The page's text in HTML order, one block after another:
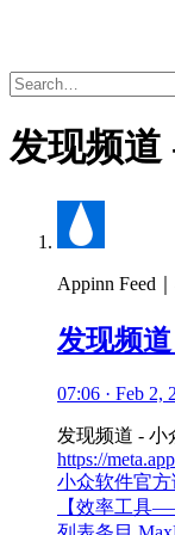
发现频道
Appinn Feed
发现频
07:06 · Feb 2,
发现频道 - 小
https://
小众软件官
【效率工具